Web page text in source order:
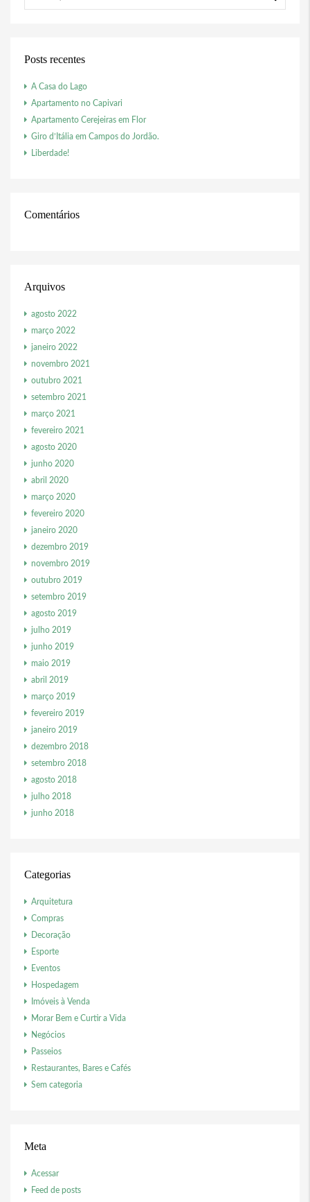
Posts recentes
A Casa do Lago
Apartamento no Capivari
Apartamento Cerejeiras em Flor
Giro d’Itália em Campos do Jordão.
Liberdade!
Comentários
Arquivos
agosto 2022
março 2022
janeiro 2022
novembro 2021
outubro 2021
setembro 2021
março 2021
fevereiro 2021
agosto 2020
junho 2020
abril 2020
março 2020
fevereiro 2020
janeiro 2020
dezembro 2019
novembro 2019
outubro 2019
setembro 2019
agosto 2019
julho 2019
junho 2019
maio 2019
abril 2019
março 2019
fevereiro 2019
janeiro 2019
dezembro 2018
setembro 2018
agosto 2018
julho 2018
junho 2018
Categorias
Arquitetura
Compras
Decoração
Esporte
Eventos
Hospedagem
Imóveis à Venda
Morar Bem e Curtir a Vida
Negócios
Passeios
Restaurantes, Bares e Cafés
Sem categoria
Meta
Acessar
Feed de posts